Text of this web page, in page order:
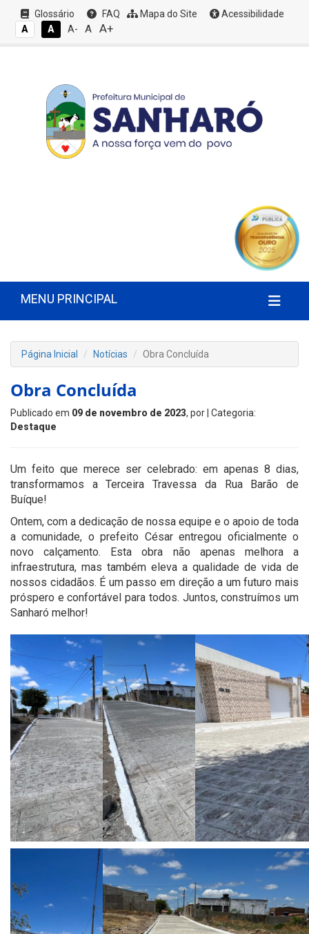
Glossário FAQ Mapa do Site
Acessibilidade
A
A A- A A+
MENU PRINCIPAL
Página Inicial Notícias Obra Concluída
Obra Concluída
Publicado em 09 de novembro de 2023, por | Categoria:
Destaque
Um feito que merece ser celebrado: em apenas 8 dias,
transformamos a Terceira Travessa da Rua Barão de
Buíque!
Ontem, com a dedicação de nossa equipe e o apoio de toda
a comunidade, o prefeito César entregou oficialmente o
novo calçamento. Esta obra não apenas melhora a
infraestrutura, mas também eleva a qualidade de vida de
nossos cidadãos. É um passo em direção a um futuro mais
próspero e confortável para todos. Juntos, construímos um
Sanharó melhor!